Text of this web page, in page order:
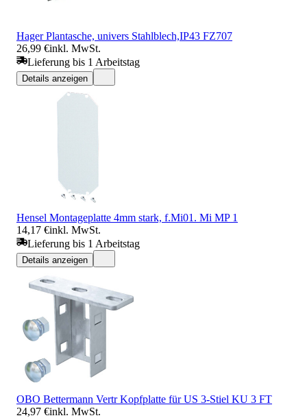
Hager Plantasche, univers Stahlblech,IP43 FZ707
26,99 €inkl. MwSt.
Lieferung bis 1 Arbeitstag
Details anzeigen
Hensel Montageplatte 4mm stark, f.Mi01. Mi MP 1
14,17 €inkl. MwSt.
Lieferung bis 1 Arbeitstag
Details anzeigen
OBO Bettermann Vertr Kopfplatte für US 3-Stiel KU 3 FT
24,97 €inkl. MwSt.